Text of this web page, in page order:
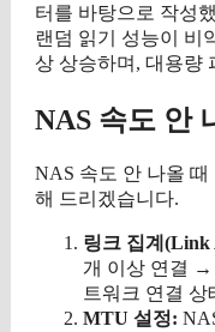
터를 바탕으로 작성
랜덤 읽기 성능이 비
상 상승하며, 대용량
NAS 속도 안
NAS 속도 안 나올
해 드리겠습니다.
링크 집계(Link
개 이상 연결 →
트워크 연결 상
MTU 설정: